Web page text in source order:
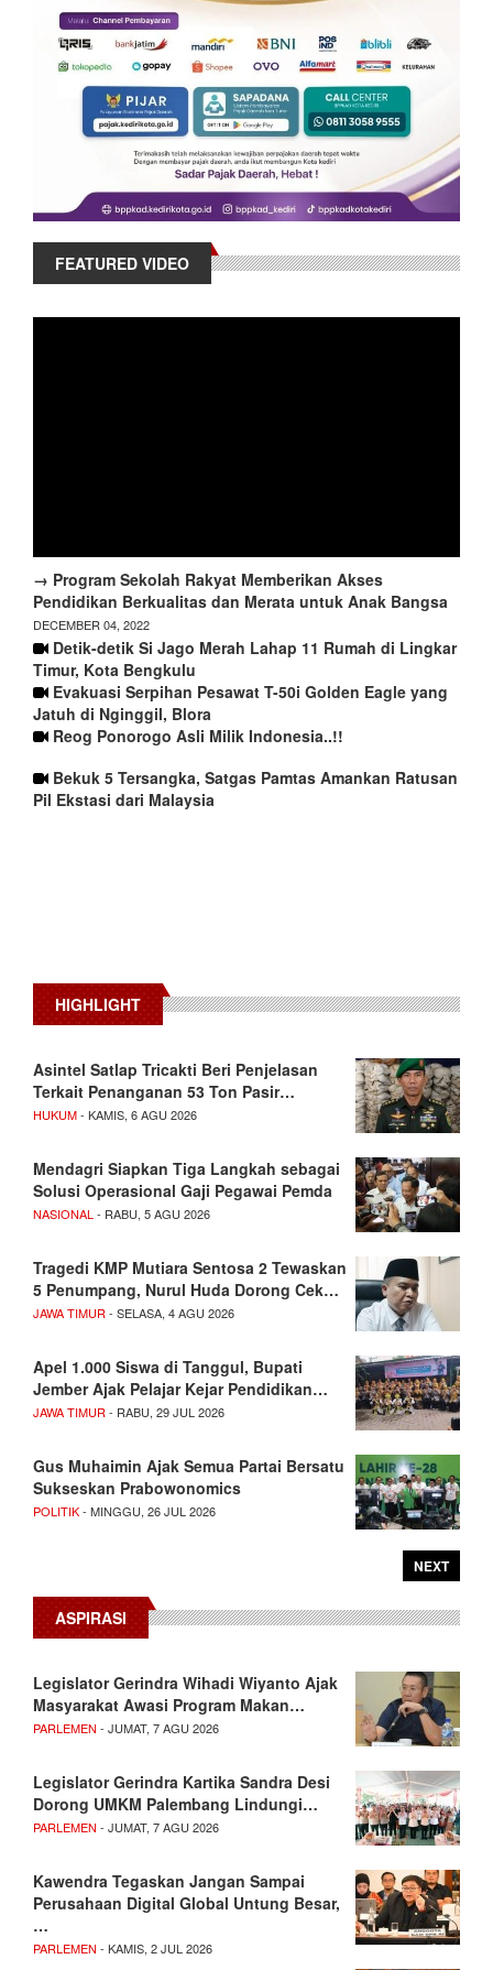
FEATURED VIDEO
→ Program Sekolah Rakyat Memberikan Akses
Pendidikan Berkualitas dan Merata untuk Anak Bangsa
DECEMBER 04, 2022
Detik-detik Si Jago Merah Lahap 11 Rumah di Lingkar
Timur, Kota Bengkulu
Evakuasi Serpihan Pesawat T-50i Golden Eagle yang
Jatuh di Nginggil, Blora
Reog Ponorogo Asli Milik Indonesia..!!
Bekuk 5 Tersangka, Satgas Pamtas Amankan Ratusan
Pil Ekstasi dari Malaysia
HIGHLIGHT
Asintel Satlap Tricakti Beri Penjelasan
Terkait Penanganan 53 Ton Pasir…
HUKUM- KAMIS, 6 AGU 2026
Mendagri Siapkan Tiga Langkah sebagai
Solusi Operasional Gaji Pegawai Pemda
NASIONAL - RABU, 5 AGU 2026
Tragedi KMP Mutiara Sentosa 2 Tewaskan
5 Penumpang, Nurul Huda Dorong Cek…
JAWA TIMUR - SELASA, 4 AGU 2026
Apel 1.000 Siswa di Tanggul, Bupati
Jember Ajak Pelajar Kejar Pendidikan…
JAWA TIMUR - RABU, 29 JUL 2026
Gus Muhaimin Ajak Semua Partai Bersatu
Sukseskan Prabowonomics
POLITIK- MINGGU, 26 JUL 2026
NEXT
ASPIRASI
Legislator Gerindra Wihadi Wiyanto Ajak
Masyarakat Awasi Program Makan…
PARLEMEN - JUMAT, 7 AGU 2026
Legislator Gerindra Kartika Sandra Desi
Dorong UMKM Palembang Lindungi…
PARLEMEN - JUMAT, 7 AGU 2026
Kawendra Tegaskan Jangan Sampai
Perusahaan Digital Global Untung Besar,
…
PARLEMEN - KAMIS, 2 JUL 2026